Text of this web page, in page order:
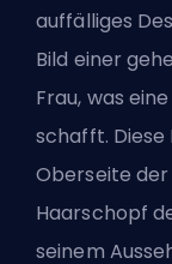
auffälliges
Bild einer
Frau, was
schafft.
Oberseite der
Haarschopf
seinem